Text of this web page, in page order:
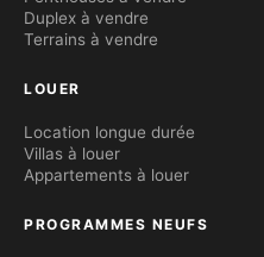
Duplex à vendre
Terrains à vendre
LOUER
Location longue durée
Villas à louer
Appartements à louer
PROGRAMMES NEUFS